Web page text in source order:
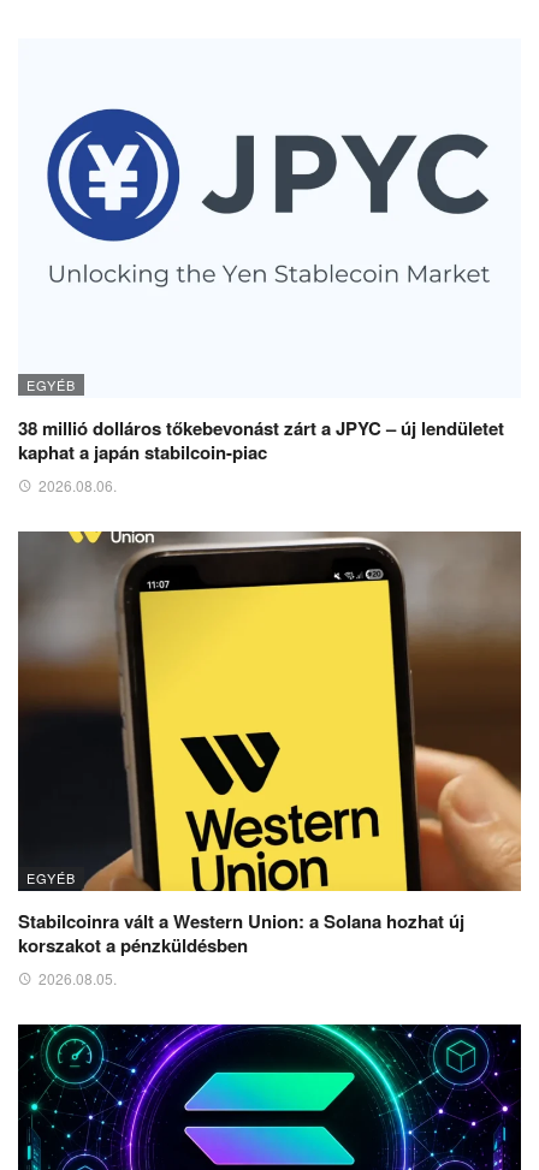
EGYÉB
38 millió dolláros tőkebevonást zárt a JPYC – új lendületet
kaphat a japán stabilcoin-piac
2026.08.06.
EGYÉB
Stabilcoinra vált a Western Union: a Solana hozhat új
korszakot a pénzküldésben
2026.08.05.